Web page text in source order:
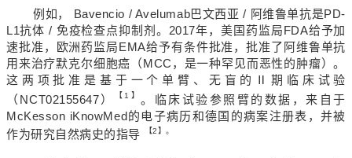
例如， Bavencio / Avelumab巴文西亚 / 阿维鲁单抗是PD-
L1抗体 / 免疫检查点抑制剂。2017年，美国药监局FDA给予加
速批准，欧洲药监局EMA给予有条件批准，批准了阿维鲁单抗
用来治疗默克尔细胞癌（MCC，是一种罕见而恶性的肿瘤）。
这两项批准是基于一个单臂、无盲的Ⅱ期临床试验
（NCT02155647）
【1】 。临床试验参照臂的数据，来自于
McKesson iKnowMed的电子病历和德国的病案注册表，并被
作为研究自然病史的指导
【2】。